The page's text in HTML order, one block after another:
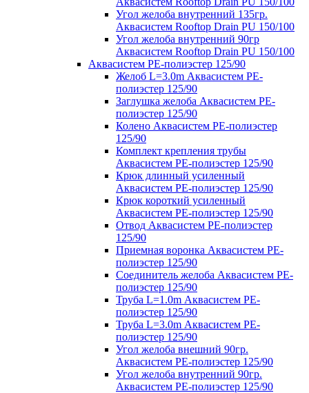
Угол желоба внутренний 135гр.
Аквасистем Rooftop Drain PU 150/100
Угол желоба внутренний 90гр
Аквасистем Rooftop Drain PU 150/100
Аквасистем PE-полиэстер 125/90
Желоб L=3.0m Аквасистем PE-
полиэстер 125/90
Заглушка желоба Аквасистем PE-
полиэстер 125/90
Колено Аквасистем PE-полиэстер
125/90
Комплект крепления трубы
Аквасистем PE-полиэстер 125/90
Крюк длинный усиленный
Аквасистем PE-полиэстер 125/90
Крюк короткий усиленный
Аквасистем PE-полиэстер 125/90
Отвод Аквасистем РЕ-полиэстер
125/90
Приемная воронка Аквасистем PE-
полиэстер 125/90
Соединитель желоба Аквасистем PE-
полиэстер 125/90
Труба L=1.0m Аквасистем PE-
полиэстер 125/90
Труба L=3.0m Аквасистем PE-
полиэстер 125/90
Угол желоба внешний 90гр.
Аквасистем PE-полиэстер 125/90
Угол желоба внутренний 90гр.
Аквасистем PE-полиэстер 125/90